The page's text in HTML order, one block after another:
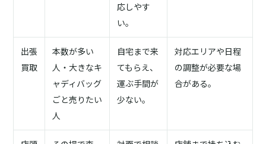
応しやす
い。
出張
買取
本数が多い
人・大きなキ
ャディバッグ
ごと売りたい
人
自宅まで来
てもらえ、
運ぶ手間が
少ない。
対応エリアや日程
の調整が必要な場
合がある。